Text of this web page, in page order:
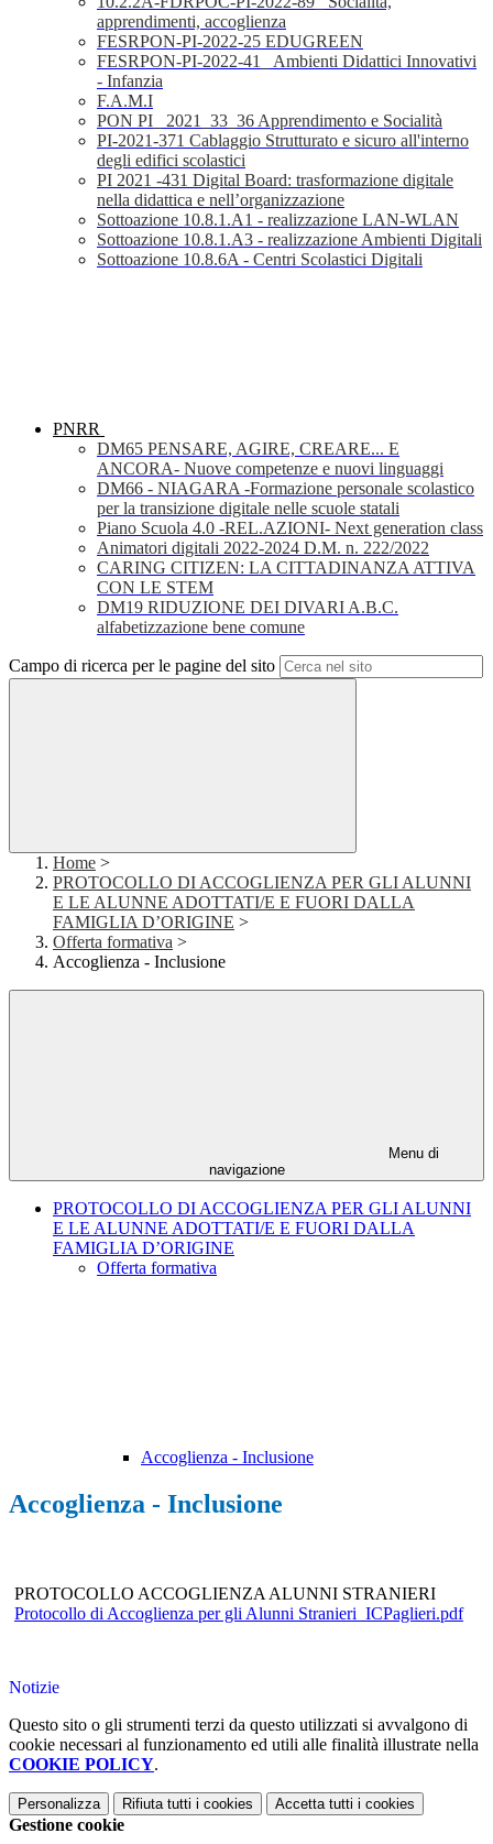
apprendimenti, accoglienza
FESRPON-PI-2022-25 EDUGREEN
FESRPON-PI-2022-41_ Ambienti Didattici Innovativi
- Infanzia
F.A.M.I
PON PI_ 2021_33_36 Apprendimento e Socialità
PI-2021-371 Cablaggio Strutturato e sicuro all'interno
degli edifici scolastici
PI 2021 -431 Digital Board: trasformazione digitale
nella didattica e nell’organizzazione
Sottoazione 10.8.1.A1 - realizzazione LAN-WLAN
Sottoazione 10.8.1.A3 - realizzazione Ambienti Digitali
Sottoazione 10.8.6A - Centri Scolastici Digitali
PNRR
DM65 PENSARE, AGIRE, CREARE... E
ANCORA- Nuove competenze e nuovi linguaggi
DM66 - NIAGARA -Formazione personale scolastico
per la transizione digitale nelle scuole statali
Piano Scuola 4.0 -REL.AZIONI- Next generation class
Animatori digitali 2022-2024 D.M. n. 222/2022
CARING CITIZEN: LA CITTADINANZA ATTIVA
CON LE STEM
DM19 RIDUZIONE DEI DIVARI A.B.C.
alfabetizzazione bene comune
Campo di ricerca per le pagine del sito
Home >
PROTOCOLLO DI ACCOGLIENZA PER GLI ALUNNI
E LE ALUNNE ADOTTATI/E E FUORI DALLA
FAMIGLIA D’ORIGINE >
Offerta formativa >
Accoglienza - Inclusione
Menu di
navigazione
PROTOCOLLO DI ACCOGLIENZA PER GLI ALUNNI
E LE ALUNNE ADOTTATI/E E FUORI DALLA
FAMIGLIA D’ORIGINE
Offerta formativa
Accoglienza - Inclusione
Accoglienza - Inclusione
PROTOCOLLO ACCOGLIENZA ALUNNI STRANIERI
Protocollo di Accoglienza per gli Alunni Stranieri_ICPaglieri.pdf
Notizie
Questo sito o gli strumenti terzi da questo utilizzati si avvalgono di
cookie necessari al funzionamento ed utili alle finalità illustrate nella
COOKIE POLICY.
Personalizza Rifiuta tutti i cookies Accetta tutti i cookies
Gestione cookie